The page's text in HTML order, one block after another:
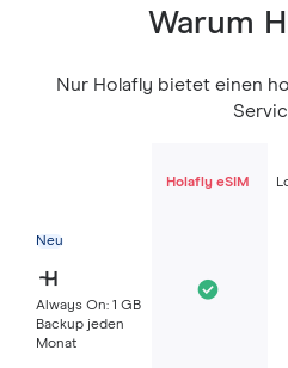
Warum
Nur Holafly bietet einen
Holafly eSIM
Neu
Always On: 1 GB
Backup jeden
Monat